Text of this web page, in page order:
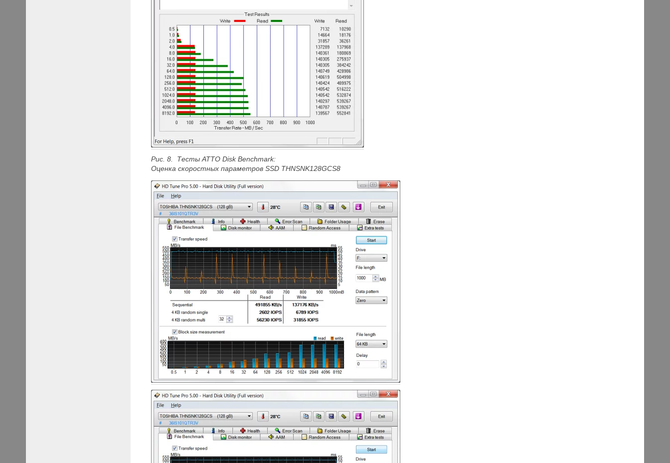
Рис. 8. Тесты ATTO Disk Benchmark:
Оценка скоростных параметров SSD THNSNK128GCS8